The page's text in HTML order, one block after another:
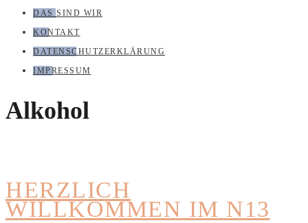
DAS SIND WIR
KONTAKT
DATENSCHUTZERKLÄRUNG
IMPRESSUM
Alkohol
HERZLICH
WILLKOMMEN IM N13